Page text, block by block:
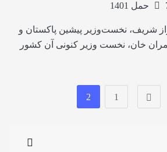
شریف، نخست‌وزیر پیشین پاکستان و
خان، نخست وزیر کنونی آن کشور
2